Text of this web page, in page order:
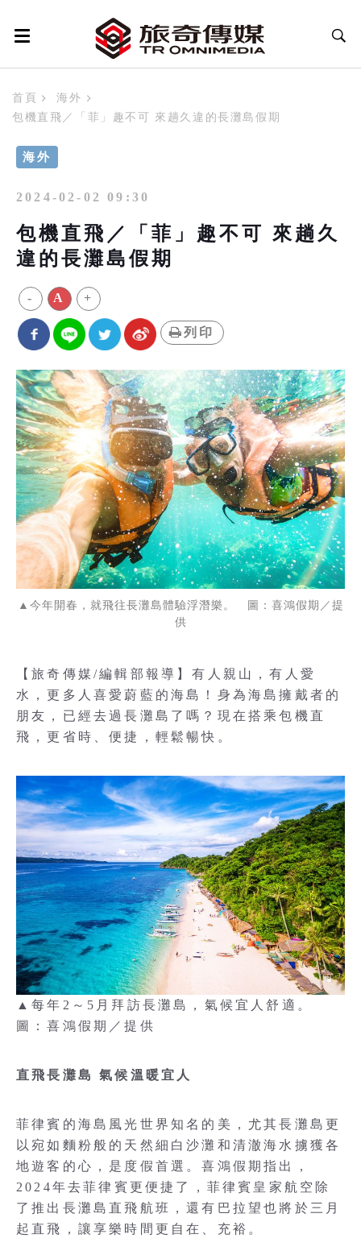
首頁
海外
包機直飛／「菲」趣不可 來趟久違的長灘島假期
海外
2024-02-02 09:30
包機直飛／「菲」趣不可 來趟久
違的長灘島假期
- A +
列印
▲今年開春，就飛往長灘島體驗浮潛樂。 圖：喜鴻假期／提
供
【旅奇傳媒/編輯部報導】有人親山，有人愛
水，更多人喜愛蔚藍的海島！身為海島擁戴者的
朋友，已經去過長灘島了嗎？現在搭乘包機直
飛，更省時、便捷，輕鬆暢快。
▲每年2～5月拜訪長灘島，氣候宜人舒適。
圖：喜鴻假期／提供
直飛長灘島 氣候溫暖宜人
菲律賓的海島風光世界知名的美，尤其長灘島更
以宛如麵粉般的天然細白沙灘和清澈海水擄獲各
地遊客的心，是度假首選。喜鴻假期指出，
2024年去菲律賓更便捷了，菲律賓皇家航空除
了推出長灘島直飛航班，還有巴拉望也將於三月
起直飛，讓享樂時間更自在、充裕。